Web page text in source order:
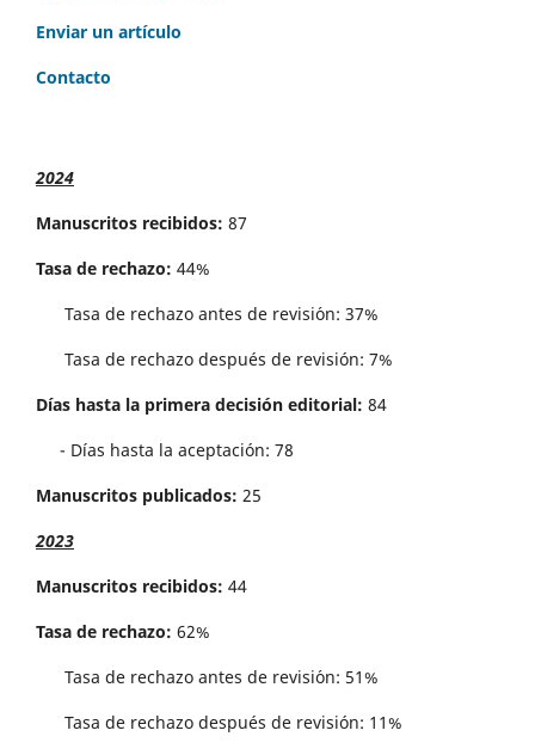
Enviar un artículo
Contacto
2024
Manuscritos recibidos: 87
Tasa de rechazo: 44%
Tasa de rechazo antes de revisi´on: 37%
Tasa de rechazo después de revisión: 7%
Días hasta la primera decisión editorial: 84
- Días hasta la aceptación: 78
Manuscritos publicados: 25
2023
Manuscritos recibidos: 44
Tasa de rechazo: 62%
Tasa de rechazo antes de revisi´on: 51%
Tasa de rechazo después de revisión: 11%